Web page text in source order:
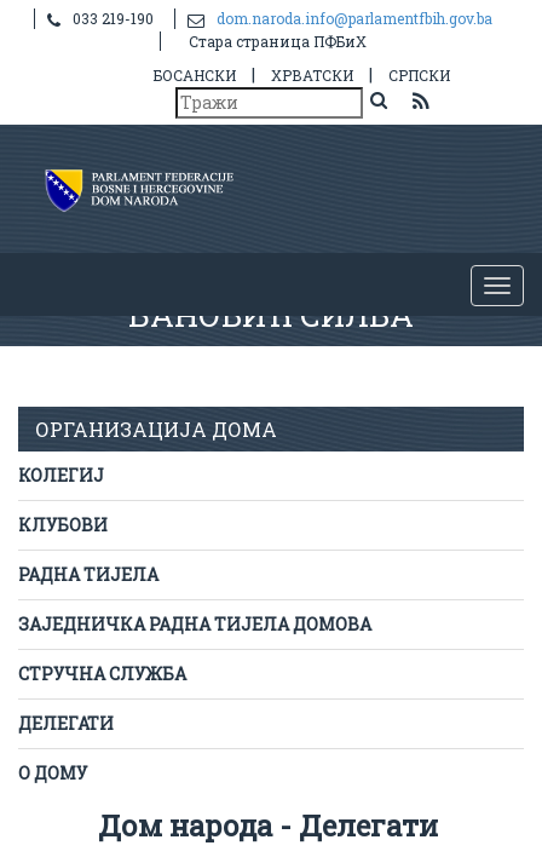
033 219-190
dom.naroda.info@parlamentfbih.gov.ba
Стара страница ПФБиХ
БОСАНСКИ
| ХРВАТСКИ | СРПСКИ
БАНОВИЋ СИЛВА
ОРГАНИЗАЦИЈА ДОМА
КОЛЕГИЈ
КЛУБОВИ
РАДНА ТИЈЕЛА
ЗАЈЕДНИЧКА РАДНА ТИЈЕЛА ДОМОВА
СТРУЧНА СЛУЖБА
ДЕЛЕГАТИ
О ДОМУ
Дом народа - Делегати